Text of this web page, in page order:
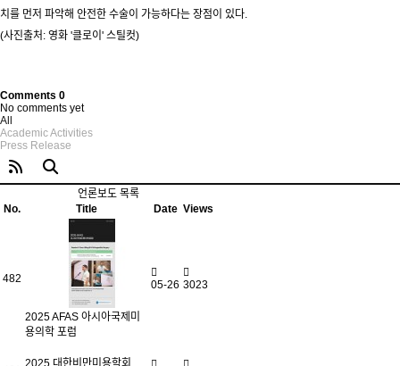
치를 먼저 파악해 안전한 수술이 가능하다는 장점이 있다.
(사진출처: 영화 '클로이' 스틸컷)
Comments 0
No comments yet
All
Academic Activities
Press Release
언론보도 목록
No.
Title Date Views
482
2025 AFAS 아시아국제미
용의학 포럼
05-26 3023
2025 대한비만미용학회